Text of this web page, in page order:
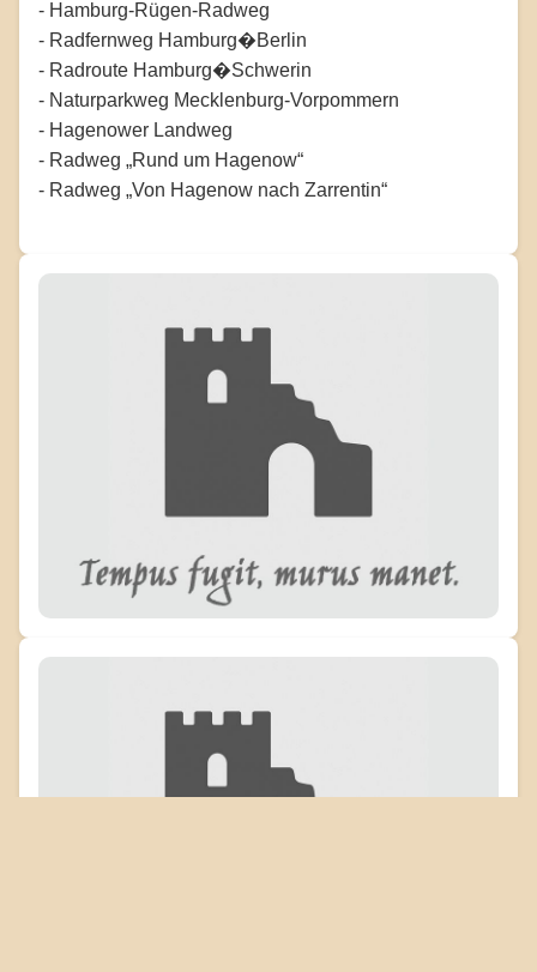
- Hamburg-Rügen-Radweg
- Radfernweg Hamburg�Berlin
- Radroute Hamburg�Schwerin
- Naturparkweg Mecklenburg-Vorpommern
- Hagenower Landweg
- Radweg „Rund um Hagenow“
- Radweg „Von Hagenow nach Zarrentin“